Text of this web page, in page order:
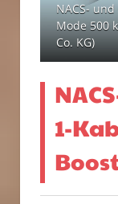
NACS-
Mode 500
Co. KG)
1-